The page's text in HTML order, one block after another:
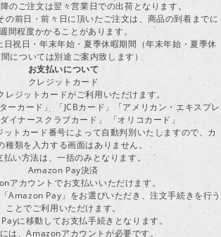
のご注文は翌々営業日での出荷となります。
の前日・前々日に頂いたご注文は、商品の到着までに
間程度かかることがあります。
祝日・年末年始・夏季休暇期間（年末年始・夏季休
については別途ご案内致します）
お支払いについて
クレジットカード
レジットカードがご利用いただけます。
ーカード」 「JCBカード」「アメリカン・エキスプレ
イナースクラブカード」 「オリコカード」
トカード番号によって自動判別いたしますので、カ
種類を入力する画面はありません。
払い方法は、一括のみとなります。
Amazon Pay決済
アカウントでお支払いいただけます。
Amazon Pay」をお選びいただき、注文手続きを行う
ことでご利用いただけます。
に移動してお支払手続きとなります。
は、Amazonアカウントが必要です。